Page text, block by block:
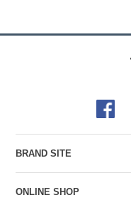
BRAND SITE
ONLINE SHOP